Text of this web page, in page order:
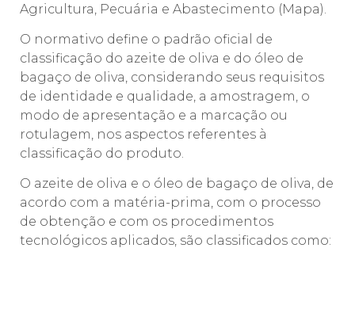
Agricultura, Pecuária e Abastecimento (Mapa).
O normativo define o padrão oficial de
classificação do azeite de oliva e do óleo de
bagaço de oliva, considerando seus requisitos
de identidade e qualidade, a amostragem, o
modo de apresentação e a marcação ou
rotulagem, nos aspectos referentes à
classificação do produto.
O azeite de oliva e o óleo de bagaço de oliva, de
acordo com a matéria-prima, com o processo
de obtenção e com os procedimentos
tecnológicos aplicados, são classificados como: